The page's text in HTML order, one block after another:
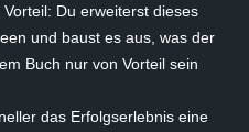
Du erweiterst dieses
und baust es aus, was der
Buch nur von Vorteil sein
das Erfolgserlebnis eine